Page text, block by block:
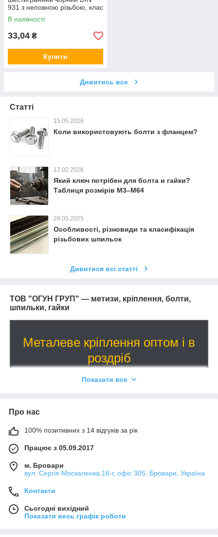
931 з неповною різьбою, клас
міцності 12.9 БП (аналог
ГОСТ 7798-70)
В наявності
33,04 ₴
Купити
Дивитись все
Статті
15.05.2026
Коли використовують болти з фланцем?
12.02.2026
Який ключ потрібен для болта и гайки?
Таблиця розмірів М3–М64
28.05.2025
Особливості, різновиди та класифікація
різьбових шпильок
Дивитися всі статті
ТОВ "ОГУН ГРУП" — метизи, кріплення, болти,
шпильки, гайки
Металеве кріплення оптом і в
роздріб
Продукція українського та європейского
Широкий асортимент — понад
Виробництво нестандартних кріплень за кресленнями
Переглянути асортимент
Найбільш затребувані кріпильні вироби
Показати все
Про нас
100% позитивних з 14 відгуків за рік
Працює з 05.09.2017
м. Бровари
вул. Сергія Москаленка,16-г, офіс 305, Бровари, Україна
Контакти
Сьогодні вихідний
Показати весь графік роботи